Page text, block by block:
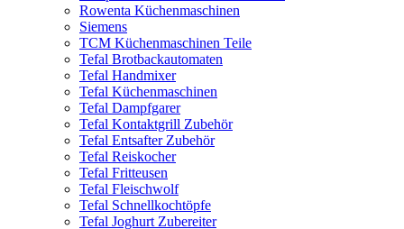
Rowenta Küchenmaschinen
Siemens
TCM Küchenmaschinen Teile
Tefal Brotbackautomaten
Tefal Handmixer
Tefal Küchenmaschinen
Tefal Dampfgarer
Tefal Kontaktgrill Zubehör
Tefal Entsafter Zubehör
Tefal Reiskocher
Tefal Fritteusen
Tefal Fleischwolf
Tefal Schnellkochtöpfe
Tefal Joghurt Zubereiter